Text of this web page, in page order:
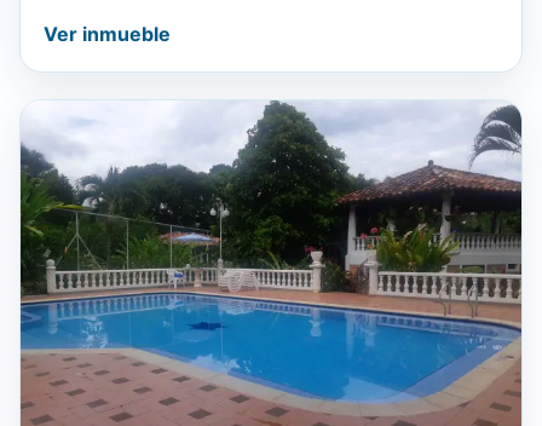
Ver inmueble